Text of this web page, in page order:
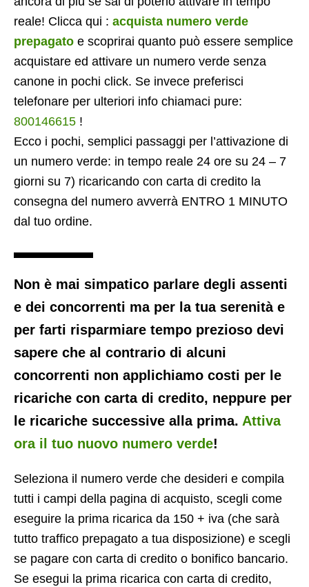
reale! Clicca qui : acquista numero verde
prepagato e scoprirai quanto può essere semplice
acquistare ed attivare un numero verde senza
canone in pochi click. Se invece preferisci
telefonare per ulteriori info chiamaci pure:
800146615 !
Ecco i pochi, semplici passaggi per l’attivazione di
un numero verde: in tempo reale 24 ore su 24 – 7
giorni su 7) ricaricando con carta di credito la
consegna del numero avverrà ENTRO 1 MINUTO
dal tuo ordine.
Non è mai simpatico parlare degli assenti
e dei concorrenti ma per la tua serenità e
per farti risparmiare tempo prezioso devi
sapere che al contrario di alcuni
concorrenti non applichiamo costi per le
ricariche con carta di credito, neppure per
le ricariche successive alla prima. Attiva
ora il tuo nuovo numero verde!
Seleziona il numero verde che desideri e compila
tutti i campi della pagina di acquisto, scegli come
eseguire la prima ricarica da 150 + iva (che sarà
tutto traffico prepagato a tua disposizione) e scegli
se pagare con carta di credito o bonifico bancario.
Se esegui la prima ricarica con carta di credito,